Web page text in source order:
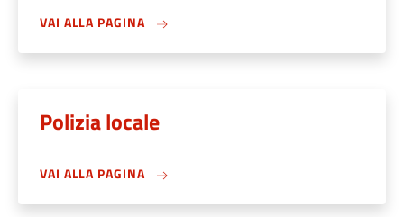
VAI ALLA PAGINA
Polizia locale
VAI ALLA PAGINA